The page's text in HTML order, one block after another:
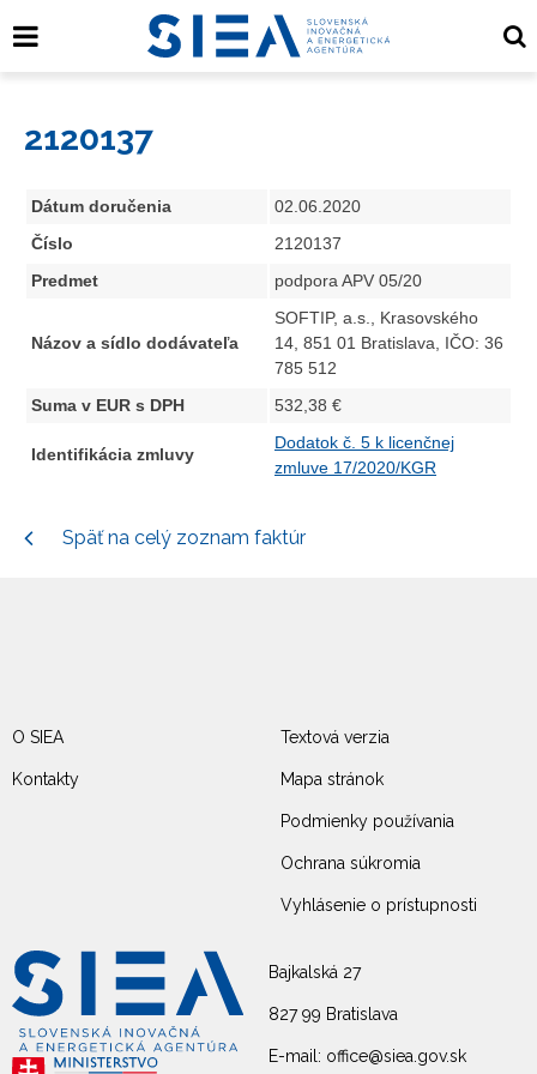
2120137
Dátum doručenia
02.06.2020
Číslo
2120137
Predmet
podpora APV 05/20
Názov a sídlo dodávateľa
SOFTIP, a.s., Krasovského
14, 851 01 Bratislava, IČO: 36
785 512
Suma v EUR s DPH
532,38 €
Identifikácia zmluvy
Dodatok č. 5 k licenčnej
zmluve 17/2020/KGR
Späť na celý zoznam faktúr
Bajkalská 27
827 99 Bratislava
E-mail: office@siea.gov.sk
O SIEA
Kontakty
Textová verzia
Mapa stránok
Podmienky používania
Ochrana súkromia
Vyhlásenie o prístupnosti